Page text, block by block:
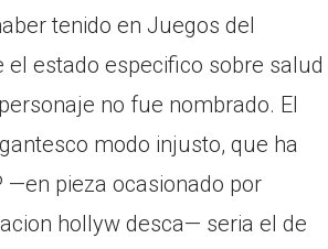
tenido en Juegos del
el estado especifico sobre salud
no fue nombrado. El
modo injusto, que ha
—en pieza ocasionado por
hollyw desca— seri­a el de